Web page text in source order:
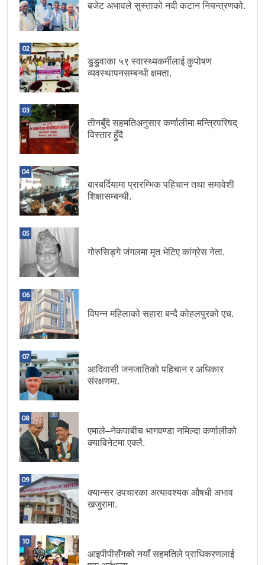
बजेट अभावले सुस्ताको नदी कटान नियन्त्रणको.
02
डुडुवाका ५९ स्वास्थ्यकर्मीलाई कुपोषण
व्यवस्थापनसम्बन्धी क्षमता.
03
तीनबुँदे सहमतिअनुसार कर्णालीमा मन्त्रिपरिषद्
विस्तार हुँदै
04
बारबर्दियामा प्रारम्भिक पहिचान तथा समावेशी
शिक्षासम्बन्धी.
05
गोरुसिङ्गे जंगलमा मृत भेटिए कांग्रेस नेता.
06
विपन्न महिलाको सहारा बन्दै कोहलपुरको एच.
07
आदिवासी जनजातिको पहिचान र अधिकार
संरक्षणमा.
08
एमाले–नेकपाबीच भागवण्डा नमिल्दा कर्णालीको
क्याविनेटमा एक्लै.
09
क्यान्सर उपचारका अत्यावश्यक औषधी अभाव
खजुरामा.
10
आइपीपीसँगको नयाँ सहमतिले प्राधिकरणलाई